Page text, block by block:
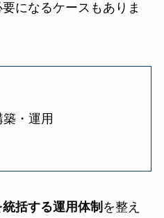
になるケースもありま
・運用
括する運用体制 を整え